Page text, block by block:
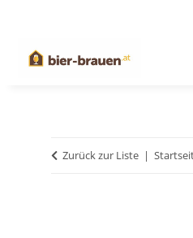
Zurück zur Liste